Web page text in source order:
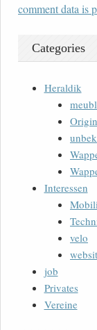
comment data is
Categories
Heraldik
Interessen
velo
job
Privates
Vereine